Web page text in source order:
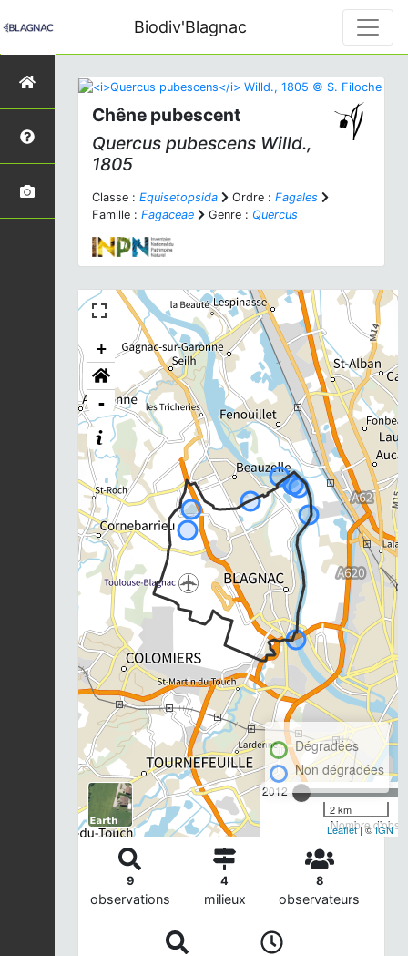
Biodiv'Blagnac
Chêne pubescent
Quercus pubescens Willd.,
1805
Classe : Equisetopsida Ordre : Fagales
Famille : Fagaceae Genre : Quercus
+
-
2012
Nombre
Dégradées
Non dégradées
2 km
Leaflet| ©IGN
9
observations
4
milieux
8
observateurs